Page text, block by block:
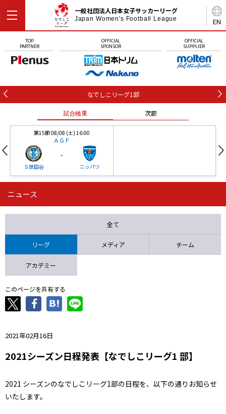
EN
一般社団法人日本女子サッカーリーグ
Japan Women's Football League
TOP
PARTNER
OFFICIAL
SPONSOR
OFFICIAL
SUPPLIER
なでしこリーグ1部
試合結果 次節
第15節 08/08 (土) 16:00
ＡＧＦ
Ｓ世田谷
-
ニッパツ
第16節 09/05 (土) 15:00
ニッパツ 石人の星
ニュース
全て
リーグ メディア チーム
アカデミー
このページを共有する
2021年02月16日
2021シーズン日程発表【なでしこリーグ1 部】
2021 シーズンのなでしこリーグ1部の日程を、以下の通りお知らせ
いたします。